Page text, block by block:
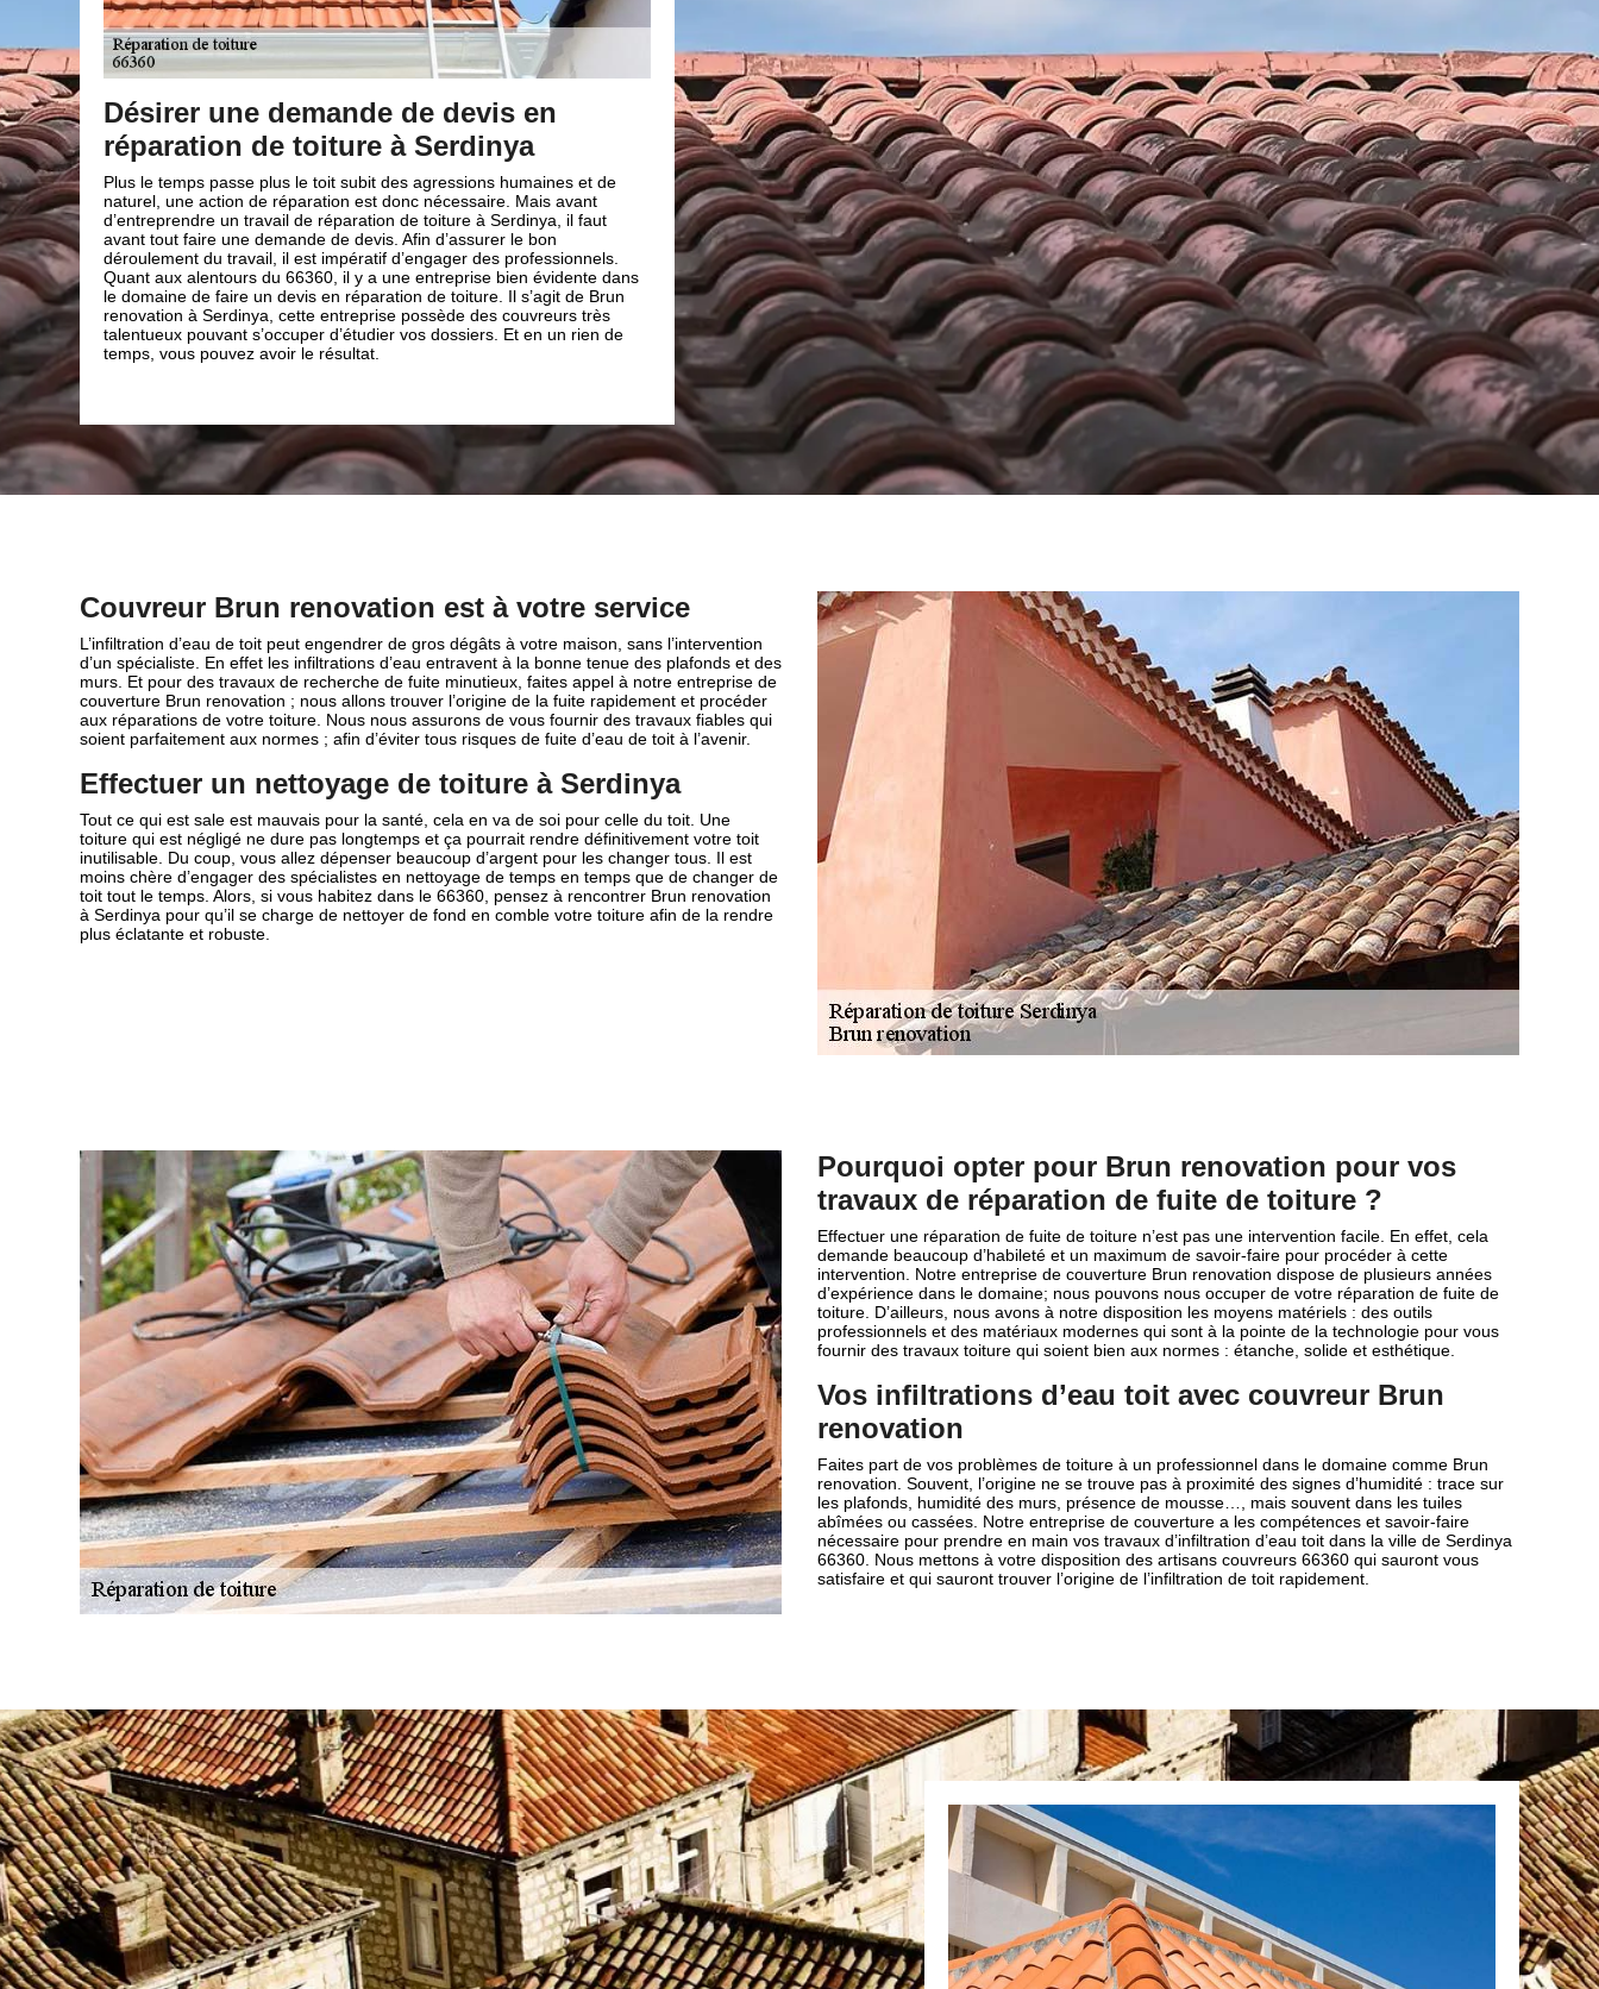
et de
avant
il faut
dans
de Brun
très
rien de
Brun renovation un professionnel en
réparation toiture
Seriez-vous à la recherche d’une entreprise de couverture
professionnelle pour vos travaux de réparation toiture ? Notre entreprise
de couverture Brun renovation est à votre entière disposition et vous
propose des prestations de qualité pour toutes vos demandes en
travaux de réparation toiture dans la ville de Serdinya 66360. Etant
donné que nous sommes des professionnels, expérimentés et qualifiés
dans le domaine, notre entreprise de couverture Brun renovation vous
propose diverses solutions pour que la réparation de votre toiture soit
parfaitement aux normes. Notre intervention évitera à votre toiture toute
infiltration d'eau qui peut causer de grands dégâts à votre maison.
Prix réparation toiture avec l’entreprise
Brun renovation
Siégée dans la ville de Serdinya 66360, notre entreprise de couverture
Brun renovation vous propose le tarif le plus bas du marché en
réparation de toiture, un tarif défiant toutes concurrences. Sachez en
effet que notre entreprise peut travailler sur tous les types de
revêtement de toiture : PVC, aluminium, tuile, zinc, ardoise, shingle etc...
Notre entreprise de couverture Brun renovation effectue des travaux
adaptés à votre budget. Etant une entreprise sérieuse et
professionnelle, nous pouvons répondre à toutes vos demandes en
réparation de toiture. Ainsi, pour une réparation de toiture de qualité,
n’hésitez pas à contacter notre entreprise de couverture Brun
renovation.
Désirer une demande de
réparation de toiture à
Plus le temps passe plus le toit subit des agressions
naturel, une action de réparation est donc
d’entreprendre un travail de réparation de toiture à
avant tout faire une demande de devis. Afin
déroulement du travail, il est impératif d’engager
Quant aux alentours du 66360, il y a une entreprise
le domaine de faire un devis en réparation de toiture.
renovation à Serdinya, cette entreprise possède des
talentueux pouvant s’occuper d’étudier vos
temps, vous pouvez avoir le résultat.
Couvreur Brun renovation est à votre service
L’infiltration d’eau de toit peut engendrer de gros dégâts à votre maison, sans l’intervention
d’un spécialiste. En effet les infiltrations d’eau entravent à la bonne tenue des plafonds et des
murs. Et pour des travaux de recherche de fuite minutieux, faites appel à notre entreprise de
couverture Brun renovation ; nous allons trouver l’origine de la fuite rapidement et procéder
aux réparations de votre toiture. Nous nous assurons de vous fournir des travaux fiables qui
soient parfaitement aux normes ; afin d’éviter tous risques de fuite d’eau de toit à l’avenir.
Effectuer un nettoyage de toiture à Serdinya
Tout ce qui est sale est mauvais pour la santé, cela en va de soi pour celle du toit. Une
toiture qui est négligé ne dure pas longtemps et ça pourrait rendre définitivement votre toit
inutilisable. Du coup, vous allez dépenser beaucoup d’argent pour les changer tous. Il est
moins chère d’engager des spécialistes en nettoyage de temps en temps que de changer de
toit tout le temps. Alors, si vous habitez dans le 66360, pensez à rencontrer Brun renovation
à Serdinya pour qu’il se charge de nettoyer de fond en comble votre toiture afin de la rendre
plus éclatante et robuste.
Pourquoi opter pour Brun renovation pour vos
travaux de réparation de fuite de toiture ?
Effectuer une réparation de fuite de toiture n’est pas une intervention facile. En effet, cela
demande beaucoup d’habileté et un maximum de savoir-faire pour procéder à cette
intervention. Notre entreprise de couverture Brun renovation dispose de plusieurs années
d’expérience dans le domaine; nous pouvons nous occuper de votre réparation de fuite de
toiture. D’ailleurs, nous avons à notre disposition les moyens matériels : des outils
professionnels et des matériaux modernes qui sont à la pointe de la technologie pour vous
fournir des travaux toiture qui soient bien aux normes : étanche, solide et esthétique.
Vos infiltrations d’eau toit avec couvreur Brun
renovation
Faites part de vos problèmes de toiture à un professionnel dans le domaine comme Brun
renovation. Souvent, l’origine ne se trouve pas à proximité des signes d’humidité : trace sur
les plafonds, humidité des murs, présence de mousse…, mais souvent dans les tuiles
abîmées ou cassées. Notre entreprise de couverture a les compétences et savoir-faire
nécessaire pour prendre en main vos travaux d’infiltration d’eau toit dans la ville de Serdinya
66360. Nous mettons à votre disposition des artisans couvreurs 66360 qui sauront vous
satisfaire et qui sauront trouver l’origine de l’infiltration de toit rapidement.